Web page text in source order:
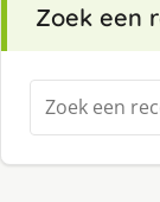
Zoek een
Zoeken
naar: